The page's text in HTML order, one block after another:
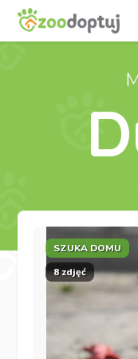
SZUKA DOMU
8 zdjęć